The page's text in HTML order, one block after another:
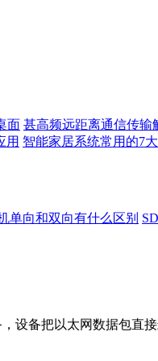
面 甚高频远距离通信传输
用 智能家居系统常用的7
单向和双向有什么区别
设备把以太网数据包